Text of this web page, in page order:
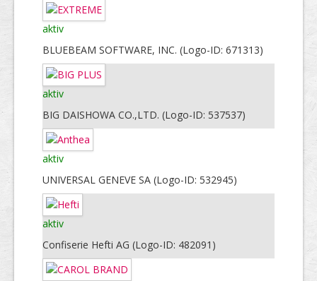
aktiv
BLUEBEAM SOFTWARE, INC. (Logo-ID: 671313)
aktiv
BIG DAISHOWA CO.,LTD. (Logo-ID: 537537)
aktiv
UNIVERSAL GENEVE SA (Logo-ID: 532945)
aktiv
Confiserie Hefti AG (Logo-ID: 482091)